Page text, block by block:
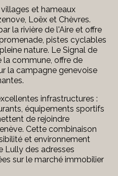
et hameaux
Loëx et Chèvres.
la rivière de l'Aire et offre
pistes cyclables
nature. Le Signal de
la commune, offre de
la campagne genevoise
infrastructures :
équipements sportifs
de rejoindre
Cette combinaison
et environnement
Lully des adresses
sur le marché immobilier